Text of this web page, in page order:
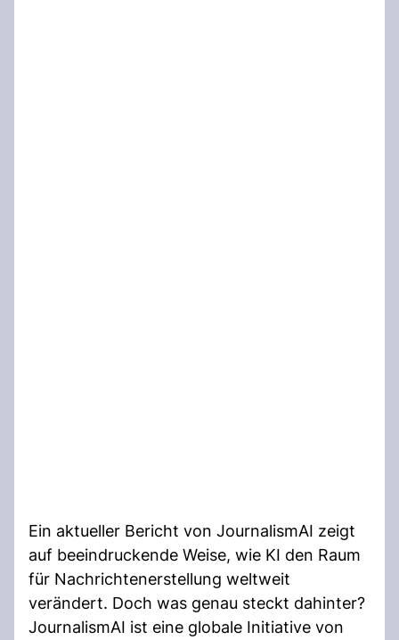
Ein aktueller Bericht von JournalismAI zeigt
auf beeindruckende Weise, wie KI den Raum
für Nachrichtenerstellung weltweit
verändert. Doch was genau steckt dahinter?
JournalismAI ist eine globale Initiative von